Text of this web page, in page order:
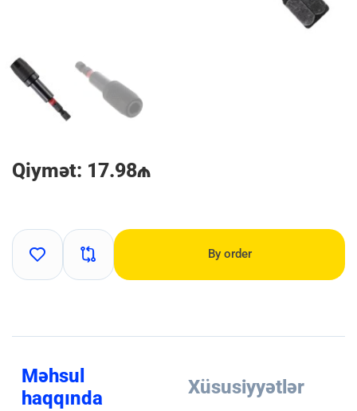
Qiymət: 17.98₼
By order
Məhsul
haqqında
Xüsusiyyətlər